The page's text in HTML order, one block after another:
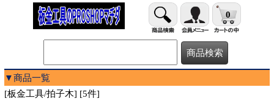
0
▼商品一覧
[板金工具/拍子木] [5件]